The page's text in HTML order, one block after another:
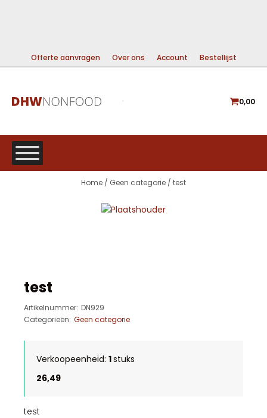
Offerte aanvragen Over ons Account Bestellijst
0,00
Home / Geen categorie / test
test
Artikelnummer: DN929
Categorieën: Geen categorie
Verkoopeenheid: 1stuks
26,49
test